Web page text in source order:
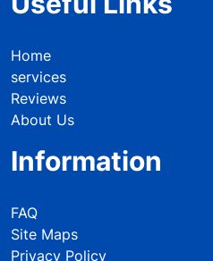
Home
services
Reviews
About Us
Information
FAQ
Site Maps
Privacy Policy